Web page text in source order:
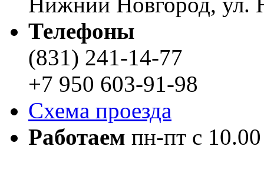
Телефоны
(831) 241-14-77
+7 950 603-91-98
Схема проезда
Работаем пн-пт с